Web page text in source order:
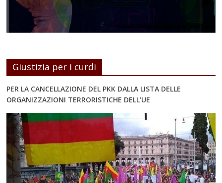
Giustizia per i curdi
PER LA CANCELLAZIONE DEL PKK DALLA LISTA DELLE
ORGANIZZAZIONI TERRORISTICHE DELL’UE